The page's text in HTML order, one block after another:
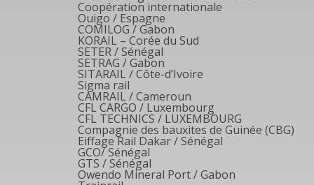
Coopération internationale
Ouigo / Espagne
COMILOG / Gabon
KORAIL – Corée du Sud
SETER / Sénégal
SETRAG / Gabon
SITARAIL / Côte-d’Ivoire
Sigma rail
CAMRAIL / Cameroun
CFL CARGO / Luxembourg
CFL TECHNICS / LUXEMBOURG
Compagnie des bauxites de Guinée (CBG)
Eiffage Rail Dakar / Sénégal
GCO/ Sénégal
GTS / Sénégal
Owendo Mineral Port / Gabon